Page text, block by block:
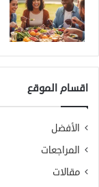
اقسام الموقع
الأفضل
المراجعات
مقالات